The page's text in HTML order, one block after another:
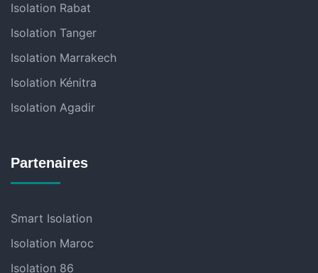
Isolation Rabat
Isolation Tanger
Isolation Marrakech
Isolation Kénitra
Isolation Agadir
Partenaires
Smart Isolation
Isolation Maroc
Isolation 86